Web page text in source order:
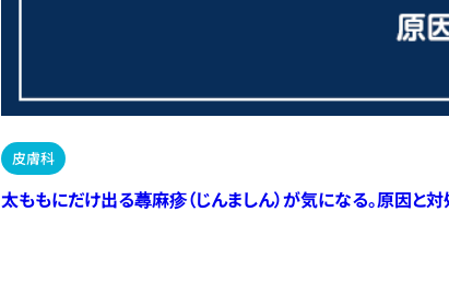
皮膚科
太ももにだけ出る蕁麻疹（じんましん）が気になる。原因と対